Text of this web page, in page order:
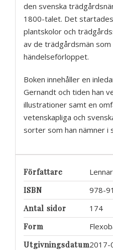
den svenska
1800-talet. Det
plantskolor och
av de trädgårdsmän
händelseförloppet.
Boken innehåller en
Gernandt och tiden han
illustrationer samt en
vetenskapliga och
sorter som han nämner i
Författare
ISBN
978-
Antal sidor
174
Form
Utgivningsdatum2017-